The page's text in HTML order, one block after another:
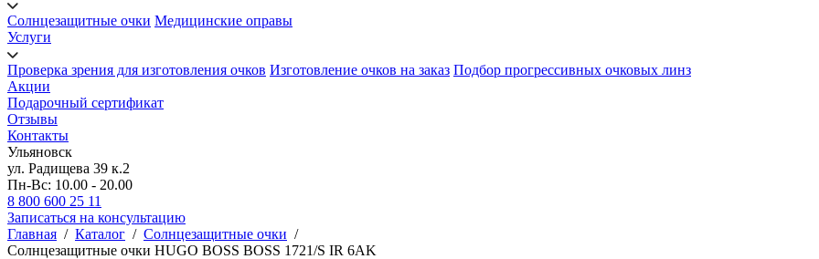
Солнцезащитные очки Медицинские оправы
Услуги
Проверка зрения для изготовления очков Изготовление очков на заказ Подбор прогрессивных очковых линз
Акции
Подарочный сертификат
Отзывы
Контакты
Ульяновск
ул. Радищева 39 к.2
Пн-Вс: 10.00 - 20.00
8 800 600 25 11
Записаться на консультацию
Главная / Каталог / Солнцезащитные очки /
Солнцезащитные очки HUGO BOSS BOSS 1721/S IR 6AK